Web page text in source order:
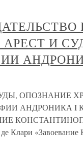
И
ОПОЗНАНИЕ
АНДРОНИКА I
Клари